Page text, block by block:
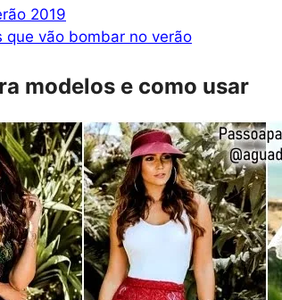
2019
que vão bombar no verão
modelos e como usar